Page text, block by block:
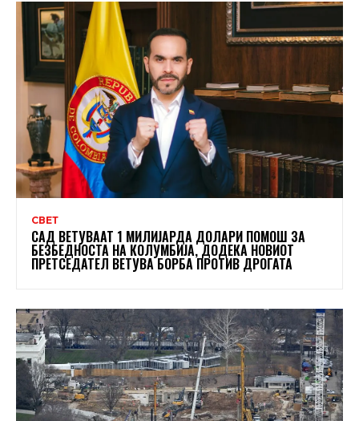
СВЕТ
САД ВЕТУВААТ 1 МИЛИЈАРДА ДОЛАРИ ПОМОШ ЗА
БЕЗБЕДНОСТА НА КОЛУМБИЈА, ДОДЕКА НОВИОТ
ПРЕТСЕДАТЕЛ ВЕТУВА БОРБА ПРОТИВ ДРОГАТА